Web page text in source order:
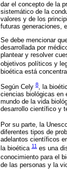
dar el concepto de la
sistemático de la
valores y de los
futuras generaciones,
Se debe mencionar
desarrollada por
plantear y resolver
objetivos políticos y
bioética está
Según Cely 8, la
ciencias biológicas en
mundo de la vida
desarrollo científico y
Por su parte, la
diferentes tipos de
adelantos científicos
la bioética 11 es una
conocimiento para el
de las personas y la